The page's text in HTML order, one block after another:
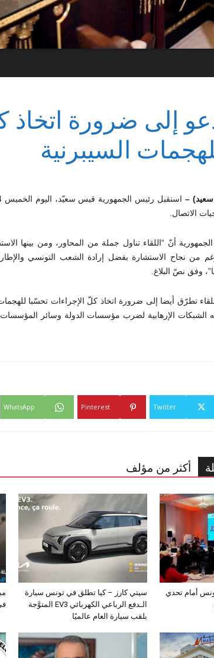
إلى ضرورة اتخاذ
السيبرنية
سعيد) –
الاتصال.
أنّ “اللقاء تناول جملة من المحاور، ومن بينها
من نجاح الاستشارة بفضل إرادة الشعب التونسي
وفق نصّ البلاغ.
تطرّق أيضا إلى ضرورة اتخاذ كلّ الإجراءات تحسّبا
الشبكات الإرهابية لضرب مؤسسات الدولة وسائر
Twitter
Pinterest
WhatsApp
أكثر من مؤلف
سيتي كارز – كيا تطلق في تونس سيارة
الـدفع الرباعي الكهربائي EV3 المتوَّجة
بلقب سيارة العام عالميًا
أمام تحدي